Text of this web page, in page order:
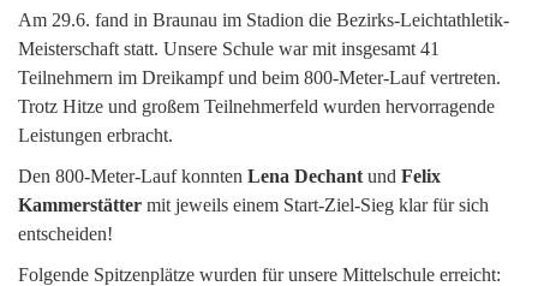
Am 29.6. fand in Braunau im Stadion die Bezirks-Leichtathletik-
Meisterschaft statt. Unsere Schule war mit insgesamt 41
Teilnehmern im Dreikampf und beim 800-Meter-Lauf vertreten.
Trotz Hitze und großem Teilnehmerfeld wurden hervorragende
Leistungen erbracht.
Den 800-Meter-Lauf konnten Lena Dechant und Felix
Kammerstätter mit jeweils einem Start-Ziel-Sieg klar für sich
entscheiden!
Folgende Spitzenplätze wurden für unsere Mittelschule erreicht: